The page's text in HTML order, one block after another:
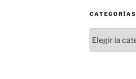
CATEGORÍAS